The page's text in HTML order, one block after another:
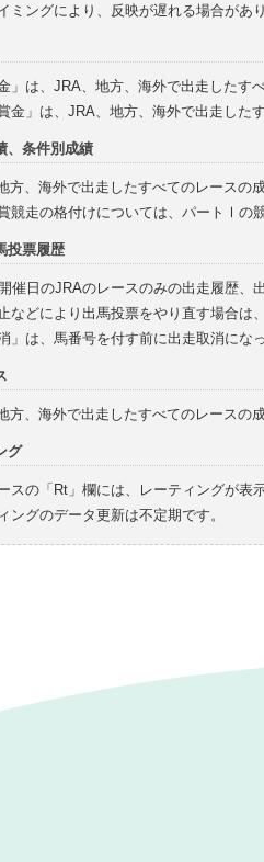
ミングにより、反映が遅れる場合があり
金」は、JRA、地方、海外で出走したす
賞金」は、JRA、地方、海外で出走した
、条件別成績
方、海外で出走したすべてのレースの
競走の格付けについては、パートⅠの
投票履歴
催日のJRAのレースのみの出走履歴、
などにより出馬投票をやり直す場合は
」は、馬番号を付す前に出走取消にな
方、海外で出走したすべてのレースの
グ
スの「Rt」欄には、レーティングが表
ングのデータ更新は不定期です。